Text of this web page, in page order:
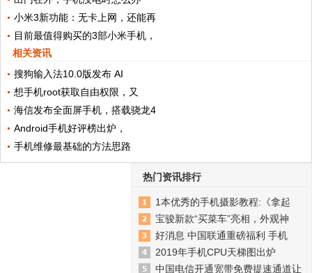
小米3新功能：无卡上网，还能再
目前最值得购买的3部小米手机，
相关资讯
搜狗输入法10.0版发布 AI
想手机root获取自由权限，又
海信发布全面屏手机，搭载骁龙4
Android手机好评榜出炉，
手机维修最基础的方法思路
热门资讯排行
1本优秀的手机摄影教程:《拿起
宝骏新款“买菜车”亮相，外观神
好消息 中国联通重磅福利 手机
2019年手机CPU天梯图出炉
中国电信开通宽带免费提速通道让